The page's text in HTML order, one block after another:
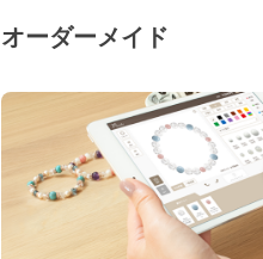
オーダーメイド